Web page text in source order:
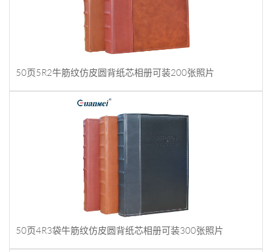
50页5R2牛筋纹仿皮圆背纸芯相册可装200张照片
50页4R3袋牛筋纹仿皮圆背纸芯相册可装300张照片